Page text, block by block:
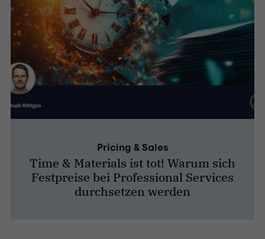
Pricing & Sales
Time & Materials ist tot! Warum sich
Festpreise bei Professional Services
durchsetzen werden